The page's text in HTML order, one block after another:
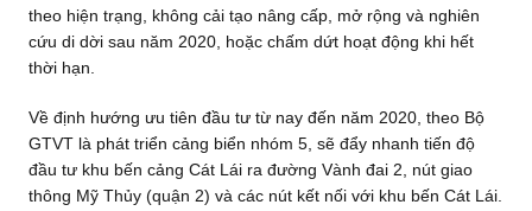
theo hiện trạng, không cải tạo nâng cấp, mở rộng và nghiên
cứu di dời sau năm 2020, hoặc chấm dứt hoạt động khi hết
thời hạn.
Về định hướng ưu tiên đầu tư từ nay đến năm 2020, theo Bộ
GTVT là phát triển cảng biển nhóm 5, sẽ đẩy nhanh tiến độ
đầu tư khu bến cảng Cát Lái ra đường Vành đai 2, nút giao
thông Mỹ Thủy (quận 2) và các nút kết nối với khu bến Cát Lái.